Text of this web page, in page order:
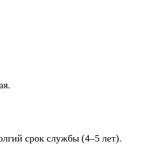
срок службы (4–5 лет).